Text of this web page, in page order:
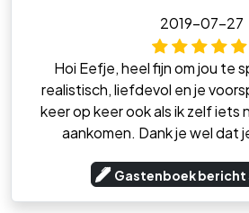
2019-07-27
Hoi Eefje, heel fijn om jou te
realistisch, liefdevol en je
keer op keer ook als ik zelf iets
aankomen. Dank je wel dat
Gastenboek bericht